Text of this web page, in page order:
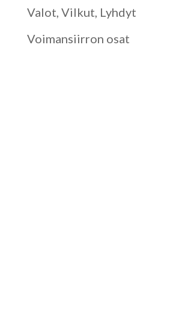
Valot, Vilkut, Lyhdyt
Voimansiirron osat